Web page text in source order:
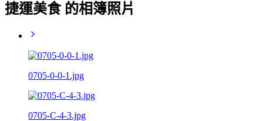
捷運美食 的相簿照片
0705-0-0-1.jpg
0705-C-4-3.jpg